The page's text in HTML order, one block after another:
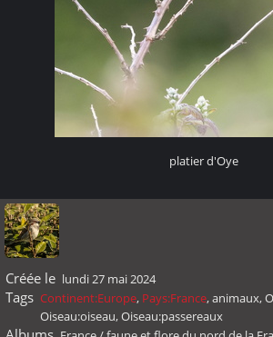
platier d'Oye
Créée le lundi 27 mai 2024
Tags Continent:Europe, Pays:France,animaux,
Oiseau:oiseau,Oiseau:passereaux